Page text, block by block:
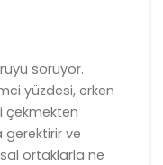
soruyor.
yüzdesi, erken
çekmekten
gerektirir ve
ortaklarla ne